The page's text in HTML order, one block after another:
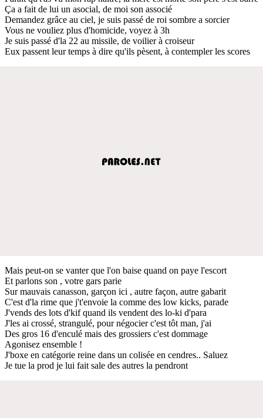
Ça a fait de lui un asocial, de moi son associé
Demandez grâce au ciel, je suis passé de roi sombre a sorcier
Vous ne vouliez plus d'homicide, voyez à 3h
Je suis passé d'la 22 au missile, de voilier à croiseur
Eux passent leur temps à dire qu'ils pèsent, à contempler les scores
Mais peut-on se vanter que l'on baise quand on paye l'escort
Et parlons son , votre gars parie
Sur mauvais canasson, garçon ici , autre façon, autre gabarit
C'est d'la rime que j't'envoie la comme des low kicks, parade
J'vends des lots d'kif quand ils vendent des lo-ki d'para
J'les ai crossé, strangulé, pour négocier c'est tôt man, j'ai
Des gros 16 d'enculé mais des grossiers c'est dommage
Agonisez ensemble !
J'boxe en catégorie reine dans un colisée en cendres.. Saluez
Je tue la prod je lui fait sale des autres la pendront